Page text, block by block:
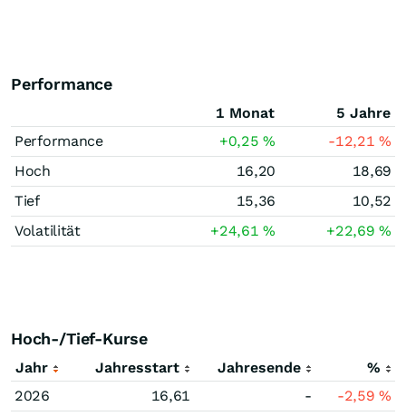
Performance
1 Monat
5 Jahre
Performance
+0,25% -12,21%
Hoch
16,20
18,69
Tief
15,36
10,52
Volatilität
+24,61% +22,69%
Hoch-/Tief-Kurse
Jahr Jahresstart Jahresende
%
2026
16,61 - -2,59%